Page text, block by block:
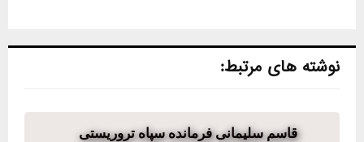
نوشته های مرتبط:
قاسم سلیمانی فرمانده سپاه تروریستی